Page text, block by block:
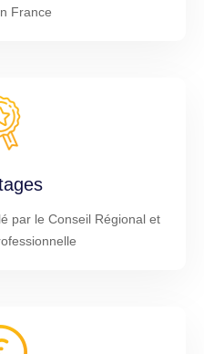
France
par le Conseil Régional et